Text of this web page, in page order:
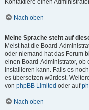
Kontaktiere einen
Nach oben
Meine Sprache steht auf
Meist hat die Board-
oder niemand hat das Forum
einen Board-Administrator, ob
installieren kann. Falls es
es übersetzen würdest.
von phpBB Limited oder auf
Nach oben